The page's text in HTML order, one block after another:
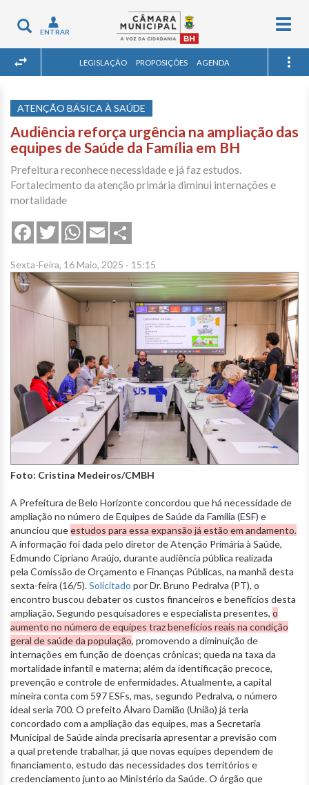
Toggle
navigation
ENTRAR
LEGISLAÇÃO PROPOSIÇÕES AGENDA
ATENÇÃO BÁSICA À SAÚDE
Audiência reforça urgência na ampliação das
equipes de Saúde da Família em BH
Prefeitura reconhece necessidade e já faz estudos.
Fortalecimento da atenção primária diminui internações e
mortalidade
FacebookTwitterWhatsApp
Email
Sexta-Feira, 16 Maio, 2025 - 15:15
Foto: Cristina Medeiros/CMBH
A Prefeitura de Belo Horizonte concordou que há necessidade de
ampliação no número de Equipes de Saúde da Família (ESF) e
anunciou queestudos para essa expansão já estão em andamento.
A informação foi dada pelo diretor de Atenção Primária à Saúde,
Edmundo Cipriano Araújo, durante audiência pública realizada
pela Comissão de Orçamento e Finanças Públicas, na manhã desta
sexta-feira (16/5).Solicitado por Dr. Bruno Pedralva (PT), o
encontro buscou debater os custos financeiros e benefícios desta
ampliação. Segundo pesquisadores e especialista presentes, o
aumento no número de equipes traz benefícios reais na condição
geral de saúde da população, promovendo a diminuição de
internações em função de doenças crônicas; queda na taxa da
mortalidade infantil e materna; além da identificação precoce,
prevenção e controle de enfermidades. Atualmente, a capital
mineira conta com 597 ESFs, mas, segundo Pedralva, o número
ideal seria 700. O prefeito Álvaro Damião (União) já teria
concordado com a ampliação das equipes, mas a Secretaria
Municipal de Saúde ainda precisaria apresentar a previsão com
a qual pretende trabalhar, já que novas equipes dependem de
financiamento, estudo das necessidades dos territórios e
credenciamento junto ao Ministério da Saúde. O órgão que